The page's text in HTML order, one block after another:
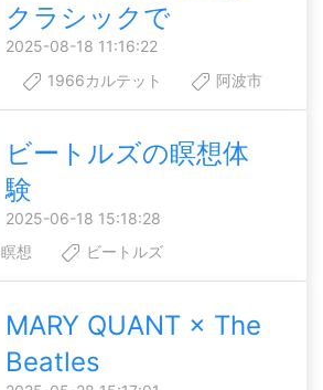
クラシックで
2025-08-18 11:16:22
1966カルテット 阿波市
ビートルズの瞑想体
験
2025-06-18 15:18:28
瞑想 ビートルズ
MARY QUANT × The
Beatles